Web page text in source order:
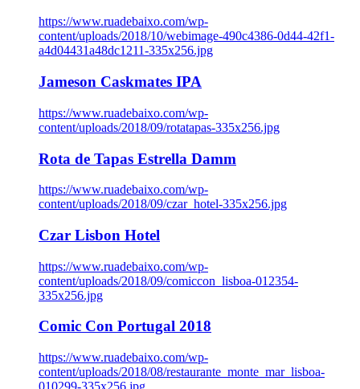
https://www.ruadebaixo.com/wp-
content/uploads/2018/10/webimage-490c4386-0d44-42f1-
a4d04431a48dc1211-335x256.jpg
Jameson Caskmates IPA
https://www.ruadebaixo.com/wp-
content/uploads/2018/09/rotatapas-335x256.jpg
Rota de Tapas Estrella Damm
https://www.ruadebaixo.com/wp-
content/uploads/2018/09/czar_hotel-335x256.jpg
Czar Lisbon Hotel
https://www.ruadebaixo.com/wp-
content/uploads/2018/09/comiccon_lisboa-012354-
335x256.jpg
Comic Con Portugal 2018
https://www.ruadebaixo.com/wp-
content/uploads/2018/08/restaurante_monte_mar_lisboa-